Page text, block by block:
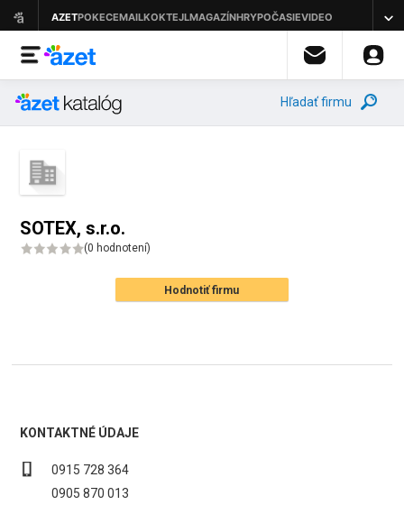
Hľadať firmu
SOTEX, s.r.o.
(0 hodnotení)
Hodnotiť firmu
KONTAKTNÉ ÚDAJE
0915 728 364
0905 870 013